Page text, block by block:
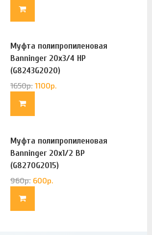
Муфта полипропиленовая
Banninger 20х3/4 НР
(G8243G2020)
1650р. 1100р.
Муфта полипропиленовая
Banninger 20х1/2 ВР
(G8270G2015)
960р. 600р.